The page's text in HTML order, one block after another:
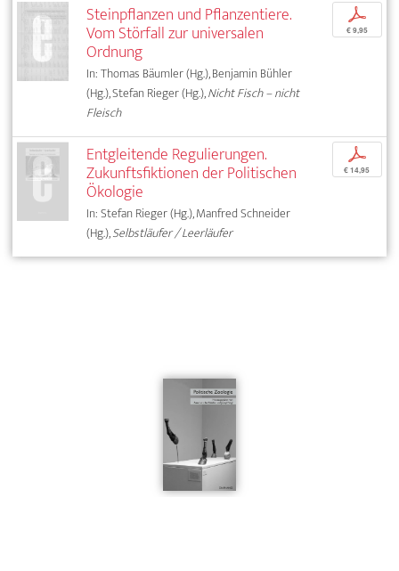
Steinpflanzen und Pflanzentiere.
Vom Störfall zur universalen
Ordnung
In: Thomas Bäumler (Hg.), Benjamin Bühler
(Hg.), Stefan Rieger (Hg.),Nicht Fisch – nicht
Fleisch
p
€ 9,95
Entgleitende Regulierungen.
Zukunftsfiktionen der Politischen
Ökologie
In: Stefan Rieger (Hg.), Manfred Schneider
(Hg.),Selbstläufer / Leerläufer
p
€ 14,95